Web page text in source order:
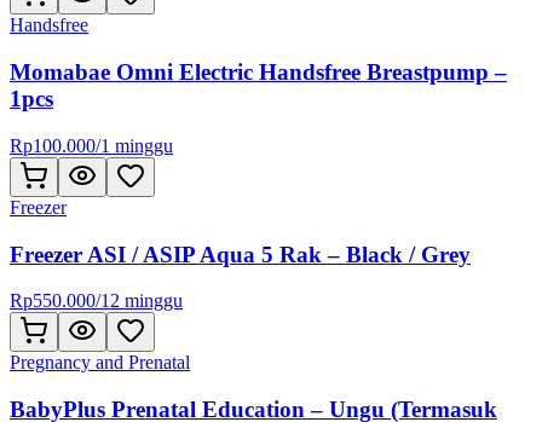
Handsfree
Momabae Omni Electric Handsfree Breastpump –
1pcs
Rp100.000/1 minggu
Freezer
Freezer ASI / ASIP Aqua 5 Rak – Black / Grey
Rp550.000/12 minggu
Pregnancy and Prenatal
BabyPlus Prenatal Education – Ungu (Termasuk